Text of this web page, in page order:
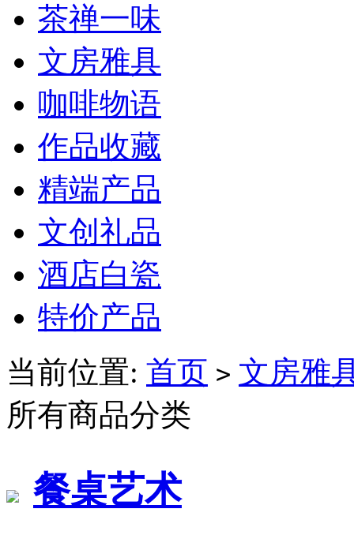
茶禅一味
文房雅具
咖啡物语
作品收藏
精端产品
文创礼品
酒店白瓷
特价产品
当前位置: 首页 > 文房雅
所有商品分类
餐桌艺术